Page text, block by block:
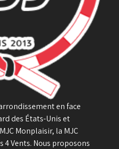
en face
des États-Unis et
Monplaisir, la MJC
4 Vents. Nous proposons